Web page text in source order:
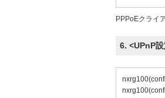
PPPoEクライ
6. <UPnP